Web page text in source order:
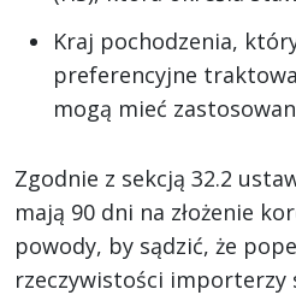
Kraj pochodzenia,
preferencyjne
mogą mieć
Zgodnie z sekcją 32.2
mają 90 dni na złożenie
powody, by sądzić, że
rzeczywistości importerzy